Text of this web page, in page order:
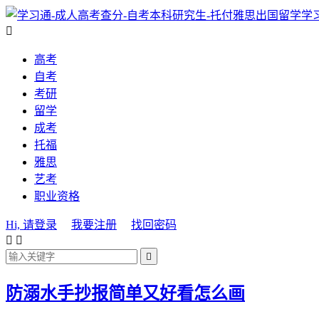
学

高考
自考
考研
留学
成考
托福
雅思
艺考
职业资格
Hi, 请登录 我要注册
找回密码
 

防溺水手抄报简单又好看怎么画